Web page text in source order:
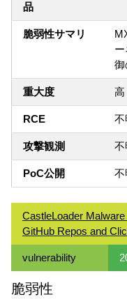
品
脆弱性サマリ
御
重大度 高
RCE 不
攻撃観測 不
PoC公開 不
CastleLoader
GitHub Repos and
vulnerability
脆弱性